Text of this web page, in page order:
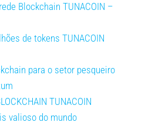
Blockchain TUNACOIN –
de tokens TUNACOIN
para o setor pesqueiro
TUNACOIN
valioso do mundo